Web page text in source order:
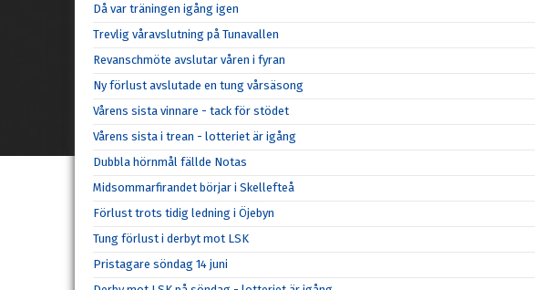
Då var träningen igång igen
Trevlig våravslutning på Tunavallen
Revanschmöte avslutar våren i fyran
Ny förlust avslutade en tung vårsäsong
Vårens sista vinnare - tack för stödet
Vårens sista i trean - lotteriet är igång
Dubbla hörnmål fällde Notas
Midsommarfirandet börjar i Skellefteå
Förlust trots tidig ledning i Öjebyn
Tung förlust i derbyt mot LSK
Pristagare söndag 14 juni